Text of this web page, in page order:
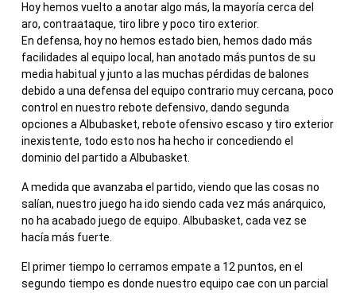
Hoy hemos vuelto a anotar algo más, la mayoría cerca del
aro, contraataque, tiro libre y poco tiro exterior.
En defensa, hoy no hemos estado bien, hemos dado más
facilidades al equipo local, han anotado más puntos de su
media habitual y junto a las muchas pérdidas de balones
debido a una defensa del equipo contrario muy cercana, poco
control en nuestro rebote defensivo, dando segunda
opciones a Albubasket, rebote ofensivo escaso y tiro exterior
inexistente, todo esto nos ha hecho ir concediendo el
dominio del partido a Albubasket.
A medida que avanzaba el partido, viendo que las cosas no
salían, nuestro juego ha ido siendo cada vez más anárquico,
no ha acabado juego de equipo. Albubasket, cada vez se
hacía más fuerte.
El primer tiempo lo cerramos empate a 12 puntos, en el
segundo tiempo es donde nuestro equipo cae con un parcial